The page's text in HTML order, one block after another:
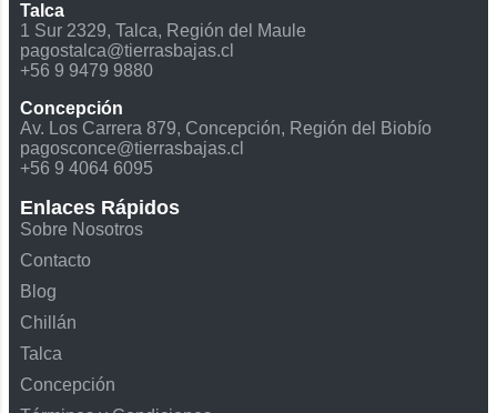
Talca
1 Sur 2329, Talca, Región del Maule
pagostalca@tierrasbajas.cl
+56 9 9479 9880
Concepción
Av. Los Carrera 879, Concepción, Región del Biobío
pagosconce@tierrasbajas.cl
+56 9 4064 6095
Enlaces Rápidos
Sobre Nosotros
Contacto
Blog
Chillán
Talca
Concepción